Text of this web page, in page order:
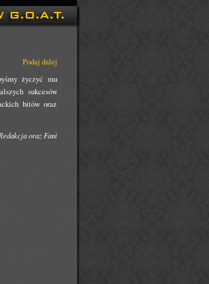
Podaj dalej
życzyć mu
sukcesów
bitów oraz
oraz Fani